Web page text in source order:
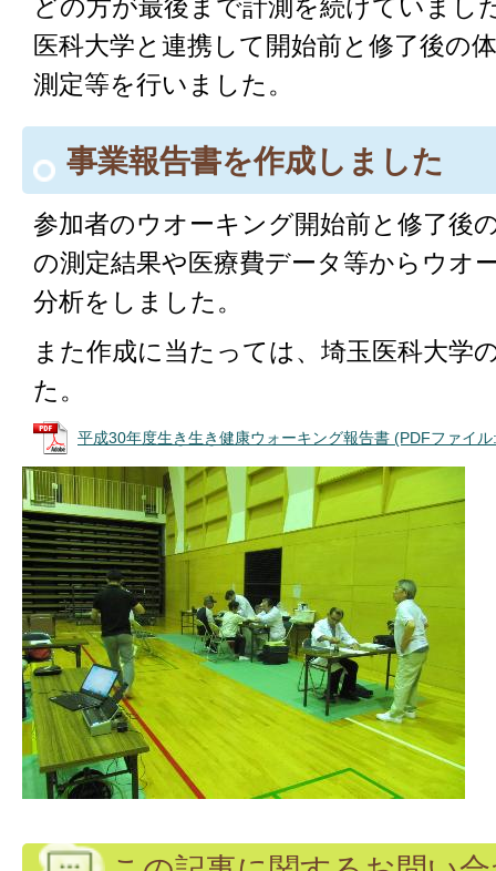
どの方が最後まで計測を続けていまし
医科大学と連携して開始前と修了後の
測定等を行いました。
事業報告書を作成しました
参加者のウオーキング開始前と修了後
の測定結果や医療費データ等からウオ
分析をしました。
また作成に当たっては、埼玉医科大学
た。
平成30年度生き生き健康ウォーキング報告書 (PDFファイ